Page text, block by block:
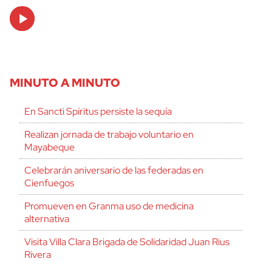
Audio
Player
MINUTO A MINUTO
En Sancti Spíritus persiste la sequía
Realizan jornada de trabajo voluntario en
Mayabeque
Celebrarán aniversario de las federadas en
Cienfuegos
Promueven en Granma uso de medicina
alternativa
Visita Villa Clara Brigada de Solidaridad Juan Rius
Rivera